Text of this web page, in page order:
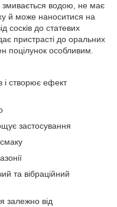
водою, не має
й може наноситися на
сосків до статевих
пристрасті до оральних
поцілунок особливим.
і створює ефект
застосування
та вібраційний
залежно від